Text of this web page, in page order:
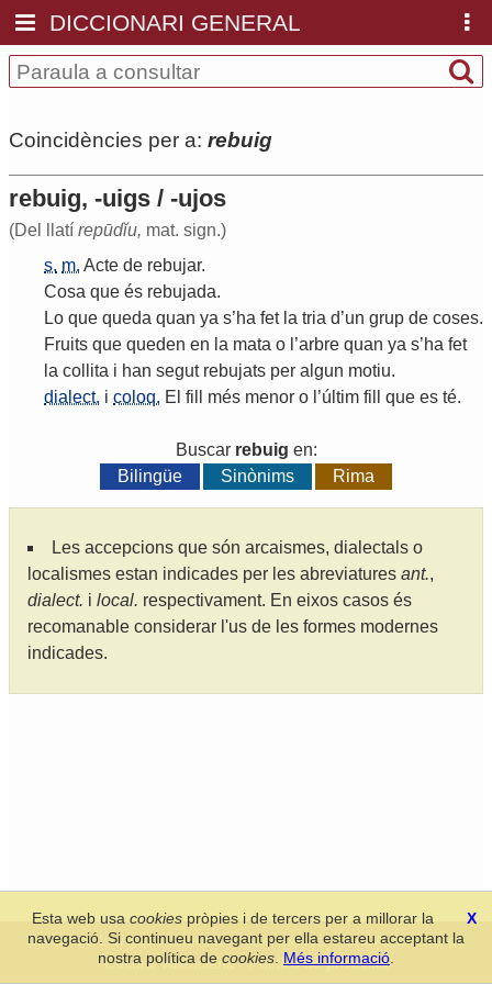
DICCIONARI GENERAL
Coincidències per a: rebuig
rebuig, -uigs / -ujos
(Del llatí repūdĭu, mat. sign.)
s. m. Acte de rebujar.
Cosa que és rebujada.
Lo que queda quan ya s’ha fet la tria d’un grup de coses.
Fruits que queden en la mata o ’arbre quan ya s’ha fet
la collita i han segut rebujats per algun motiu.
dialect. i coloq. El fill més menor o ’últim fill que es té.
Buscar rebuig en:
Bilingüe
Sinònims Rima
Les accepcions que són arcaismes, dialectals o
localismes estan indicades per les abreviatures ant.,
dialect. i local. respectivament. En eixos casos és
recomanable considerar l'us de les formes modernes
indicades.
Secció de Llengua i Lliteratura Valencianes-Real Acadèmia de
Cultura Valenciana-Política de privacitat
X
Esta web usacookies pròpies i de tercers per a millorar la
navegació. Si continueu navegant per ella estareu acceptant la
nostra política de cookies Més informació